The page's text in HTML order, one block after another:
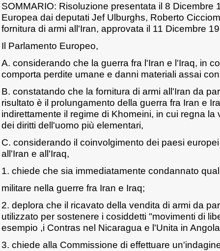
SOMMARIO: Risoluzione presentata il 8 Dicembre
Europea dai deputati Jef Ulburghs, Roberto
fornitura di armi all'Iran, approvata il 11 Dicembre
Il Parlamento Europeo,
A. considerando che la guerra fra l'Iran e l'Iraq, in
comporta perdite umane e danni materiali assai
B. constatando che la fornitura di armi all'Iran da
risultato è il prolungamento della guerra fra Iran e
indirettamente il regime di Khomeini, in cui regna
dei diritti dell'uomo più elementari,
C. considerando il coinvolgimento dei paesi
all'Iran e all'Iraq,
1. chiede che sia immediatamente condannato
militare nella guerre fra Iran e Iraq;
2. deplora che il ricavato della vendita di armi da
utilizzato per sostenere i cosiddetti "movimenti di
esempio ,i Contras nel Nicaragua e l'Unita in
3. chiede alla Commissione di effettuare